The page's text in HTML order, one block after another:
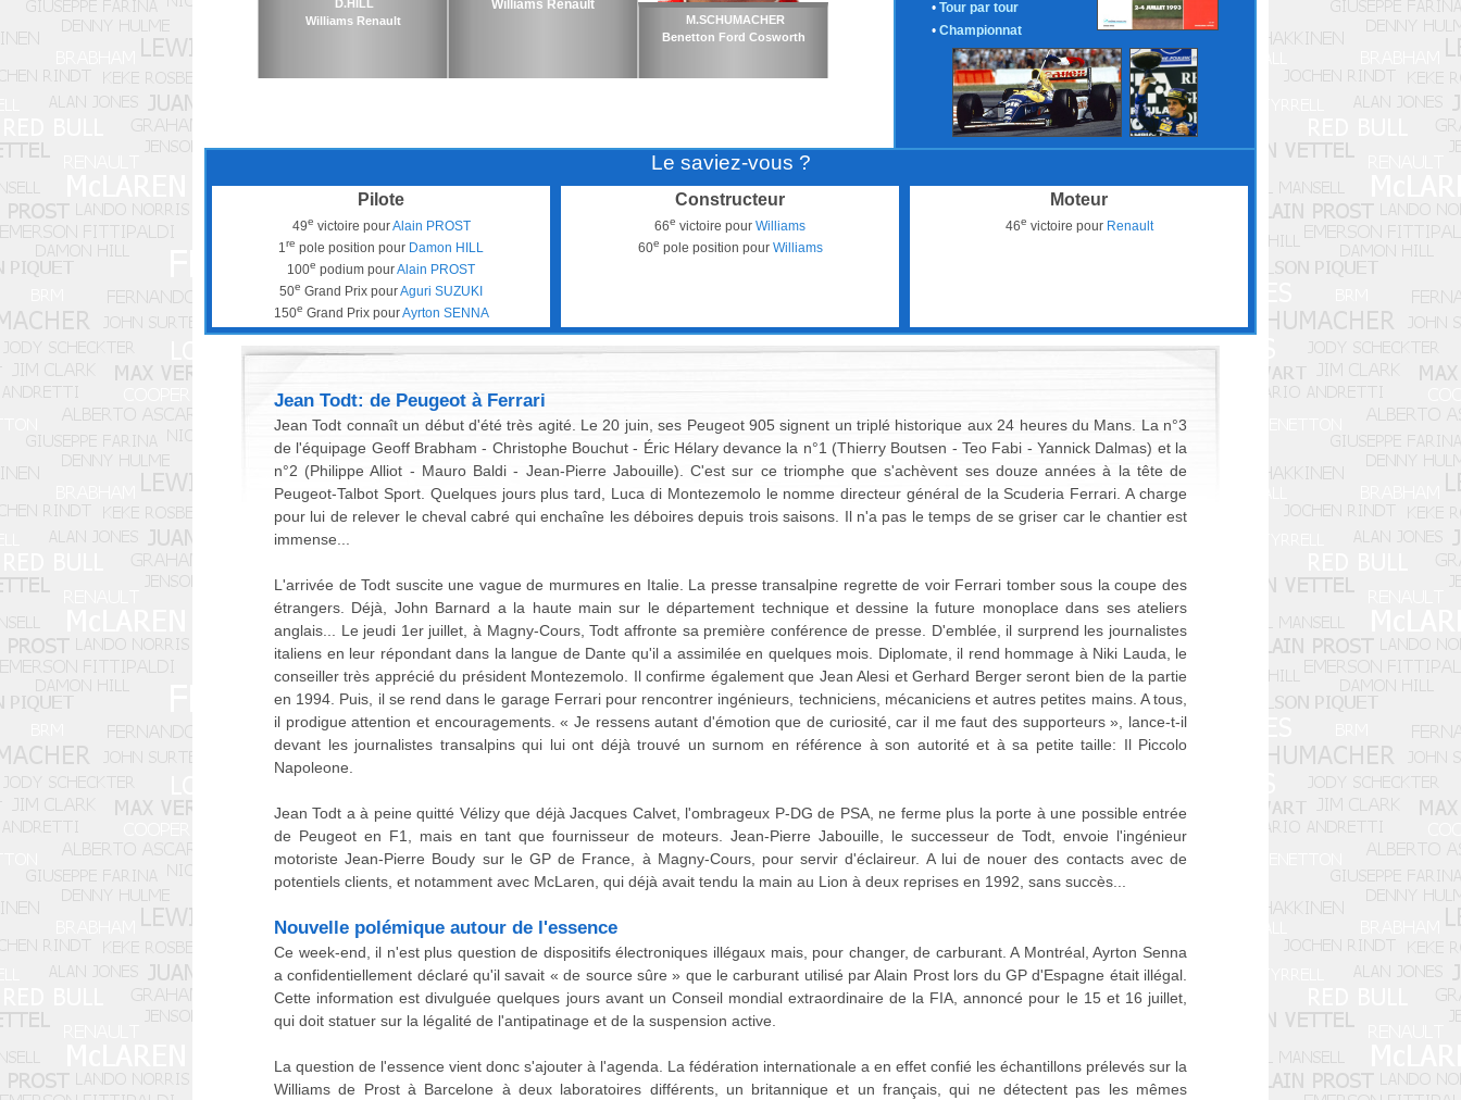
D.HILL
Williams Renault
Williams Renault
M.SCHUMACHER
Benetton Ford Cosworth
• Tour par tour
• Championnat
Le saviez-vous ?
Pilote
49e victoire pourAlain PROST
1re pole position pour Damon HILL
100e podium pourAlain PROST
50e Grand Prix pourAguri SUZUKI
150e Grand Prix pourAyrton SENNA
Constructeur
66e victoire pour Williams
60e pole position pour Williams
Moteur
46e victoire pour Renault
Jean Todt: de Peugeot à Ferrari
Jean Todt connaît un début d'été très agité. Le 20 juin, ses Peugeot 905 signent un triplé historique aux 24 heures du Mans. La n°3
de l'équipage Geoff Brabham - Christophe Bouchut - Éric Hélary devance la n°1 (Thierry Boutsen - Teo Fabi - Yannick Dalmas) et la
n°2 (Philippe Alliot - Mauro Baldi - Jean-Pierre Jabouille). C'est sur ce triomphe que s'achèvent ses douze années à la tête de
Peugeot-Talbot Sport. Quelques jours plus tard, Luca di Montezemolo le nomme directeur général de la Scuderia Ferrari. A charge
pour lui de relever le cheval cabré qui enchaîne les déboires depuis trois saisons. Il n'a pas le temps de se griser car le chantier est
immense...
L'arrivée de Todt suscite une vague de murmures en Italie. La presse transalpine regrette de voir Ferrari tomber sous la coupe des
étrangers. Déjà, John Barnard a la haute main sur le département technique et dessine la future monoplace dans ses ateliers
anglais... Le jeudi 1er juillet, à Magny-Cours, Todt affronte sa première conférence de presse. D'emblée, il surprend les journalistes
italiens en leur répondant dans la langue de Dante qu'il a assimilée en quelques mois. Diplomate, il rend hommage à Niki Lauda, le
conseiller très apprécié du président Montezemolo. Il confirme également que Jean Alesi et Gerhard Berger seront bien de la partie
en 1994. Puis, il se rend dans le garage Ferrari pour rencontrer ingénieurs, techniciens, mécaniciens et autres petites mains. A tous,
il prodigue attention et encouragements. « Je ressens autant d'émotion que de curiosité, car il me faut des supporteurs », lance-t-il
devant les journalistes transalpins qui lui ont déjà trouvé un surnom en référence à son autorité et à sa petite taille: Il Piccolo
Napoleone.
Jean Todt a à peine quitté Vélizy que déjà Jacques Calvet, l'ombrageux P-DG de PSA, ne ferme plus la porte à une possible entrée
de Peugeot en F1, mais en tant que fournisseur de moteurs. Jean-Pierre Jabouille, le successeur de Todt, envoie l'ingénieur
motoriste Jean-Pierre Boudy sur le GP de France, à Magny-Cours, pour servir d'éclaireur. A lui de nouer des contacts avec de
potentiels clients, et notamment avec McLaren, qui déjà avait tendu la main au Lion à deux reprises en 1992, sans succès...
Nouvelle polémique autour de l'essence
Ce week-end, il n'est plus question de dispositifs électroniques illégaux mais, pour changer, de carburant. A Montréal, Ayrton Senna
a confidentiellement déclaré qu'il savait « de source sûre » que le carburant utilisé par Alain Prost lors du GP d'Espagne était illégal.
Cette information est divulguée quelques jours avant un Conseil mondial extraordinaire de la FIA, annoncé pour le 15 et 16 juillet,
qui doit statuer sur la légalité de l'antipatinage et de la suspension active.
La question de l'essence vient donc s'ajouter à l'agenda. La fédération internationale a en effet confié les échantillons prélevés sur la
Williams de Prost à Barcelone à deux laboratoires différents, un britannique et un français, qui ne détectent pas les mêmes